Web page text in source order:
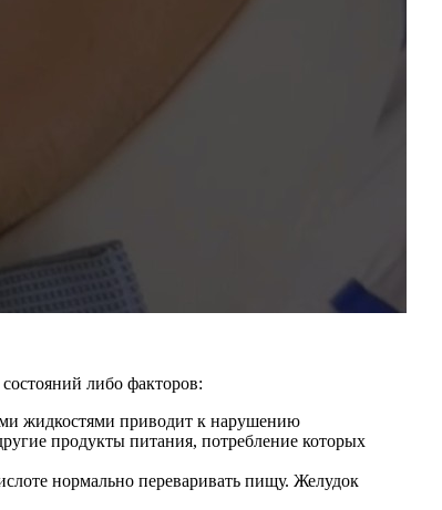
либо факторов:
жидкостями приводит к нарушению
продукты питания, потребление которых
нормально переваривать пищу. Желудок